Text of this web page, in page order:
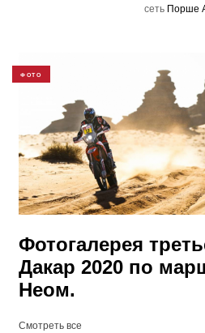
cеть Порше
ФОТО
Фотогалерея
Дакар 2020 по
Неом.
Смотреть все